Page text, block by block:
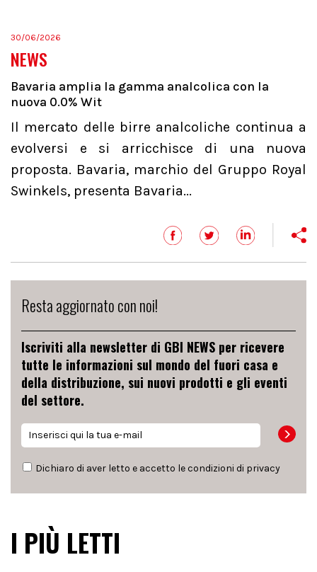
30/06/2026
NEWS
Bavaria amplia la gamma analcolica con la
nuova 0.0% Wit
Il mercato delle birre analcoliche continua a
evolversi e si arricchisce di una nuova
proposta. Bavaria, marchio del Gruppo Royal
Swinkels, presenta Bavaria...
Resta aggiornato con noi!
Iscriviti alla newsletter di GBI NEWS per ricevere
tutte le informazioni sul mondo del fuori casa e
della distribuzione, sui nuovi prodotti e gli eventi
del settore.
Dichiaro di aver letto e accetto le condizioni di privacy
I PIÙ LETTI